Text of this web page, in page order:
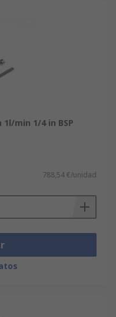
1l/min 1/4 in BSP
788,54 €/unidad